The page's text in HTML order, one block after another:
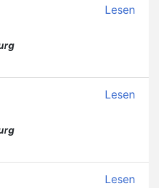
Lesen
Lesen
Lesen